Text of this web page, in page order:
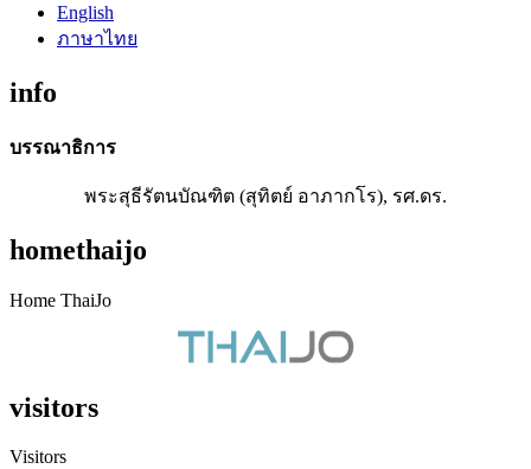
English
ภาษาไทย
info
บรรณาธิการ
พระสุธีรัตนบัณฑิต (สุทิตย์ อาภากโร), รศ.ดร.
homethaijo
Home ThaiJo
visitors
Visitors